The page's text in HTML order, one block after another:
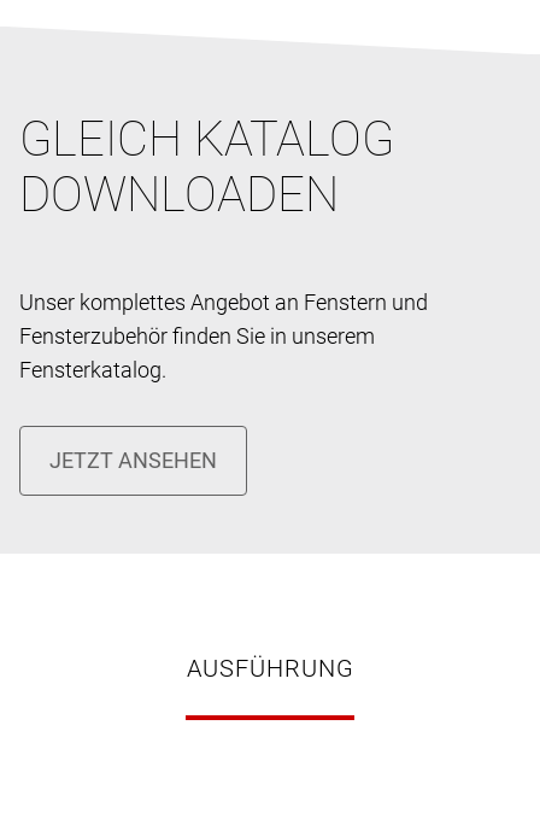
GLEICH KATALOG
DOWNLOADEN
Unser komplettes Angebot an Fenstern und
Fensterzubehör finden Sie in unserem
Fensterkatalog.
AUSFÜHRUNG